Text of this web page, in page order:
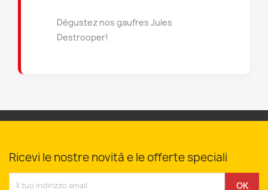
Dégustez nos gaufres Jules
Destrooper!
Ricevi le nostre novità e le offerte speciali